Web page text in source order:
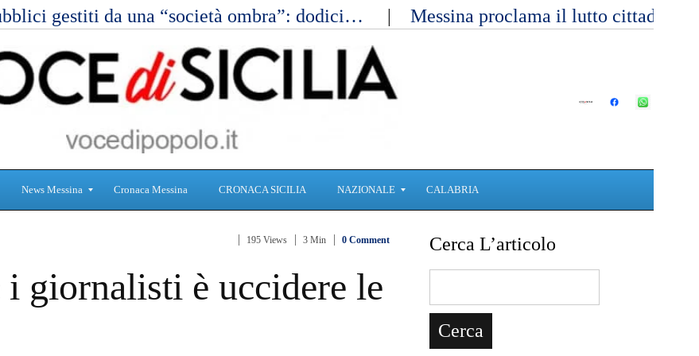
gestiti da una “società ombra”: dodici… Messina proclama il lutto cittadino
News Messina
i
Cronaca Messina CRONACA SICILIA NAZIONALE
o
n
CALABRIA
195 Views 3 Min 0 Comment
giornalisti è uccidere le
Cerca L’articolo